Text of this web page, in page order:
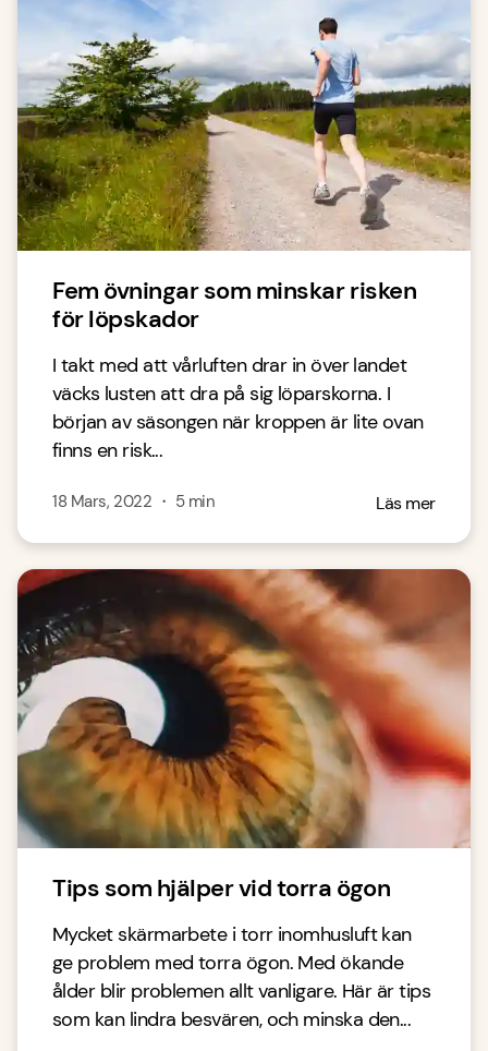
Fem övningar som minskar risken
för löpskador
I takt med att vårluften drar in över landet
väcks lusten att dra på sig löparskorna. I
början av säsongen när kroppen är lite ovan
finns en risk...
18 Mars, 2022 ・ 5min Läs mer
Tips som hjälper vid torra ögon
Mycket skärmarbete i torr inomhusluft kan
ge problem med torra ögon. Med ökande
ålder blir problemen allt vanligare. Här är tips
som kan lindra besvären, och minska den...